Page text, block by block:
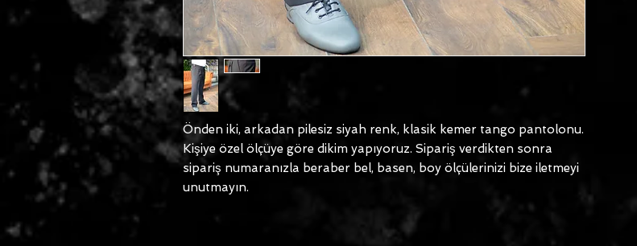
Önden iki, arkadan pilesiz siyah renk, klasik kemer tango pantolonu.
Kişiye özel ölçüye göre dikim yapıyoruz. Sipariş verdikten sonra
sipariş numaranızla beraber bel, basen, boy ölçülerinizi bize iletmeyi
unutmayın.